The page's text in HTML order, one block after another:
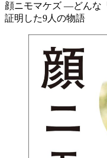
顔ニモマケズ ―どんな
証明した9人の物語